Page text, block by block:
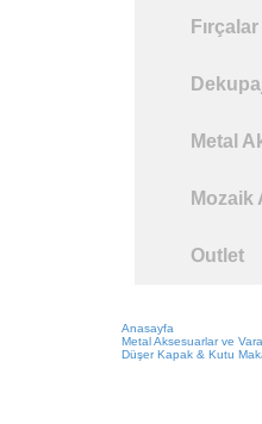
Metal
Mozaik
Outlet
Anasayfa
Metal Aksesuarlar ve
Düşer Kapak & Kutu